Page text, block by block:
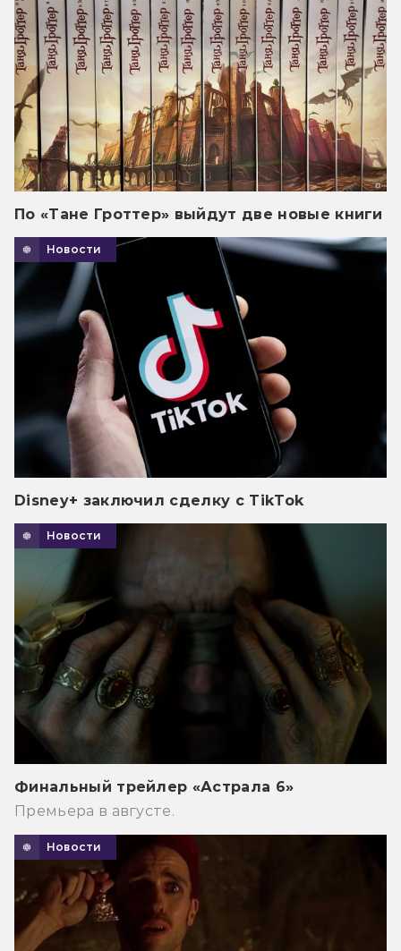
По «Тане Гроттер» выйдут две новые книги
Новости
Disney+ заключил сделку с TikTok
Новости
Финальный трейлер «Астрала 6»
Премьера в августе.
Новости